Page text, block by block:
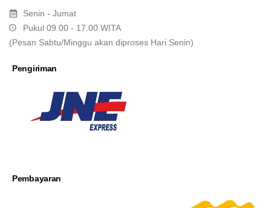
Senin - Jumat
Pukul 09.00 - 17.00 WITA
(Pesan Sabtu/Minggu akan diproses Hari Senin)
Pengiriman
Pembayaran